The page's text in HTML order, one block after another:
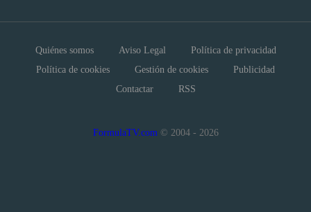
Quiénes somos Aviso Legal
Política de privacidad
Política de cookies
Gestión de cookies
Publicidad
Contactar
RSS
FormulaTV.com © 2004 - 2026